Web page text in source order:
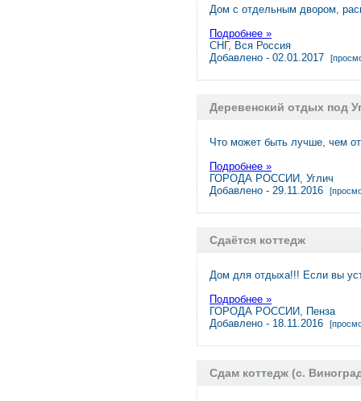
Дом с отдельным двором,
Подробнее »
СНГ, Вся Россия
Добавлено - 02.01.2017
Деревенский отдых под
Что может быть лучше, чем
Подробнее »
ГОРОДА РОССИИ, Углич
Добавлено - 29.11.2016
Сдаётся коттедж
Дом для отдыха!!! Если вы
Подробнее »
ГОРОДА РОССИИ, Пенза
Добавлено - 18.11.2016
Сдам коттедж (с.